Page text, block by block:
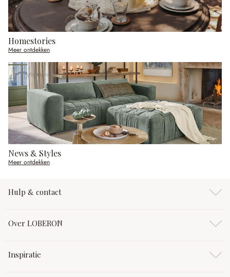
Homestories
Meer ontdekken
News & Styles
Meer ontdekken
Hulp & contact
Over LOBERON
Inspiratie